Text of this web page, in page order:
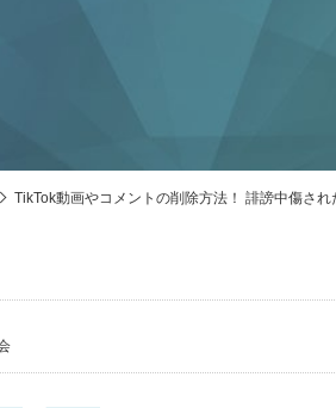
TikTok動画やコメントの削除方法！ 誹謗中傷さ